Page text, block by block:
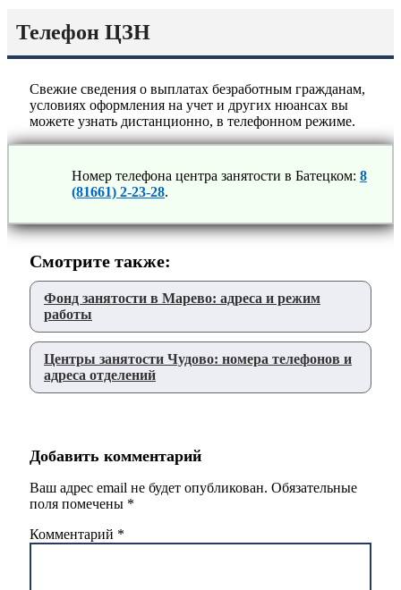
Телефон ЦЗН
Свежие сведения о выплатах безработным гражданам,
условиях оформления на учет и других нюансах вы
можете узнать дистанционно, в телефонном режиме.
Номер телефона центра занятости в Батецком: 8
(81661) 2-23-28.
Смотрите также:
Фонд занятости в Марево: адреса и режим
работы
Центры занятости Чудово: номера телефонов и
адреса отделений
Добавить комментарий
Ваш адрес email не будет опубликован. Обязательные
поля помечены *
Комментарий *